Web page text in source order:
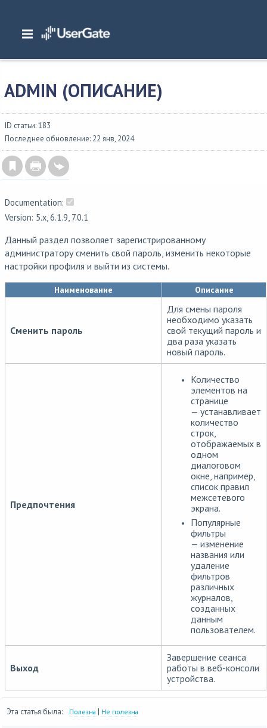
Главная/ Документация/NGFW
ADMIN (описание)
ADMIN (ОПИСАНИЕ)
ID статьи: 183
Последнее обновление: 22 янв, 2024
Documentation:
Version: 5.x, 6.1.9, 7.0.1
Данный раздел позволяет зарегистрированному
администратору сменить свой пароль, изменить некоторые
настройки профиля и выйти из системы.
Наименование Описание
Сменить пароль
Для смены пароля
необходимо указать
свой текущий пароль и
два раза указать
новый пароль.
Предпочтения
Количество
элементов на
странице
— устанавливает
количество
строк,
отображаемых в
одном
диалоговом
окне, например,
список правил
межсетевого
экрана.
Популярные
фильтры
— изменение
названия или
удаление
фильтров
различных
журналов,
созданных
данным
пользователем.
Выход
Завершение сеанса
работы в веб-консоли
устройства.
Эта статья была: Полезна | Не полезна